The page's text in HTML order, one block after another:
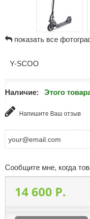
показать все
Y-SCOO
Наличие: Этого
Напишите Ваш отзыв
Сообщите мне, когда
14 600 P.